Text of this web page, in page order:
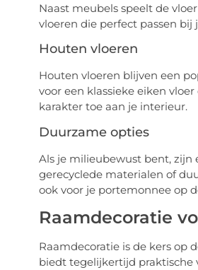
Naast meubels speelt de
vloeren die perfect passen bij
Houten vloeren
Houten vloeren blijven een
voor een klassieke eiken
karakter toe aan je interieur.
Duurzame opties
Als je milieubewust bent, zijn
gerecyclede materialen of
ook voor je portemonnee op
Raamdecoratie
Raamdecoratie is de kers op
biedt tegelijkertijd praktische